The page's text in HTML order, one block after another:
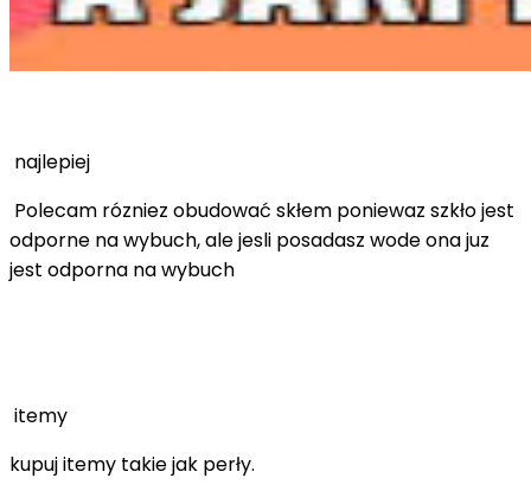
najlepiej
Polecam rózniez obudować skłem poniewaz szkło jest
odporne na wybuch, ale jesli posadasz wode ona juz
jest odporna na wybuch
itemy
kupuj itemy takie jak perły.